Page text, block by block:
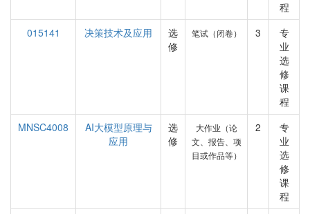
程
015141
决策技术及应用
选
修
笔试（闭卷） 3
专
业
选
修
课
程
MNSC4008
AI大模型原理与
应用
选
修
大作业（论
文、报告、项
目或作品等）
2
专
业
选
修
课
程